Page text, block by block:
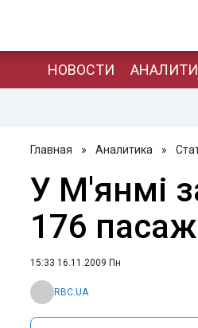
НОВОСТИ
Главная » Аналитика »
У М'янмі
176
15:33 16.11.2009 Пн
RBC.UA